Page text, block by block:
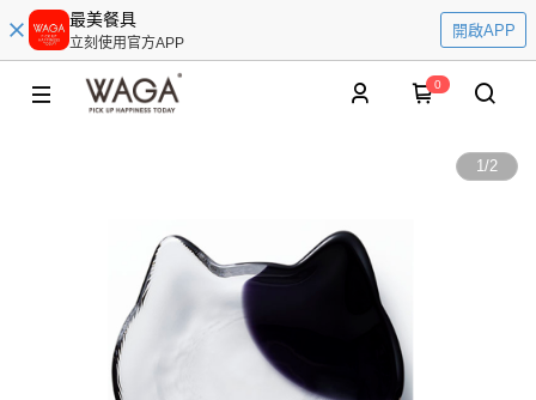
最美餐具
立刻使用官方APP
開啟APP
0
1/2